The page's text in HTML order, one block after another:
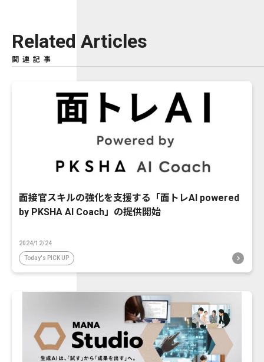
Related Articles
関連記事
面接官スキルの強化を支援する「面トレAI powered
by PKSHA AI Coach」の提供開始
2024/12/24
Today's PICK UP